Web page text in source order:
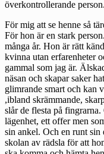
överkontrollerande person.
För mig att se henne så
För hon är en stark
många år. Hon är rätt
kvinna utan erfarenheter
gammal som jag är.
näsan och skapar saker
glimrande smart och kan
,ibland skrämmande,
slår de flesta på
lägenhet, ett offer men
sin ankel. Och en runt sin
skolan av rädsla för att